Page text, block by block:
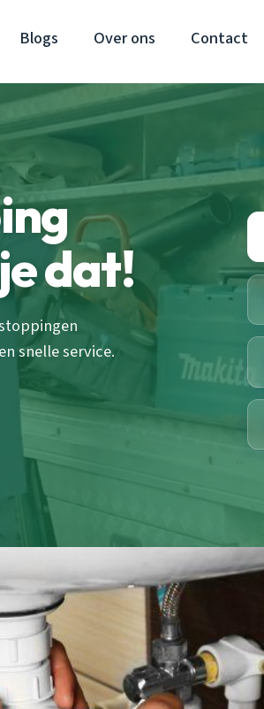
Blogs Over ons Contact
dat!
snelle service.